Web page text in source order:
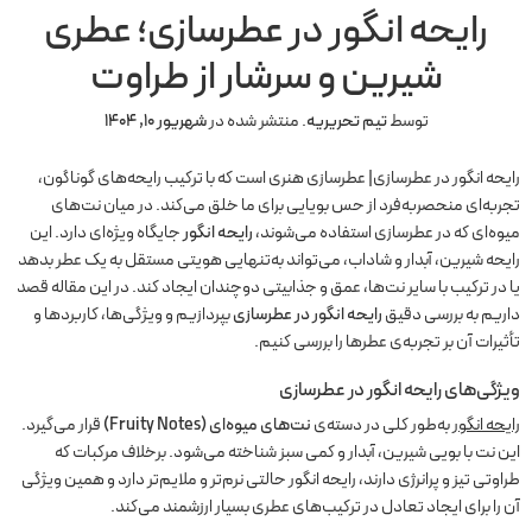
رایحه انگور در عطرسازی؛ عطری
شیرین و سرشار از طراوت
توسطتیم تحریریه.منتشر شده درشهریور 10, 1404
رایحه انگور در عطرسازی| عطرسازی هنری است که با ترکیب رایحه‌های گوناگون،
تجربه‌ای منحصر‌به‌فرد از حس بویایی برای ما خلق می‌کند. در میان نت‌های
میوه‌ای که در عطرسازی استفاده می‌شوند،رایحه انگورجایگاه ویژه‌ای دارد. این
رایحه شیرین، آبدار و شاداب، می‌تواند به‌تنهایی هویتی مستقل به یک عطر بدهد
یا در ترکیب با سایر نت‌ها، عمق و جذابیتی دوچندان ایجاد کند. در این مقاله قصد
داریم به بررسی دقیقرایحه انگور در عطرسازیبپردازیم و ویژگی‌ها، کاربردها و
تأثیرات آن بر تجربه‌ی عطرها را بررسی کنیم.
ویژگی‌های رایحه انگور در عطرسازی
رایحه انگوربه‌طور کلی در دسته‌ینت‌های میوه‌ای (Fruity Notes)
قرار می‌گیرد.
این نت با بویی شیرین، آبدار و کمی سبز شناخته می‌شود. برخلاف مرکبات که
طراوتی تیز و پرانرژی دارند، رایحه انگور حالتی نرم‌تر و ملایم‌تر دارد و همین ویژگی
آن را برای ایجاد تعادل در ترکیب‌های عطری بسیار ارزشمند می‌کند.